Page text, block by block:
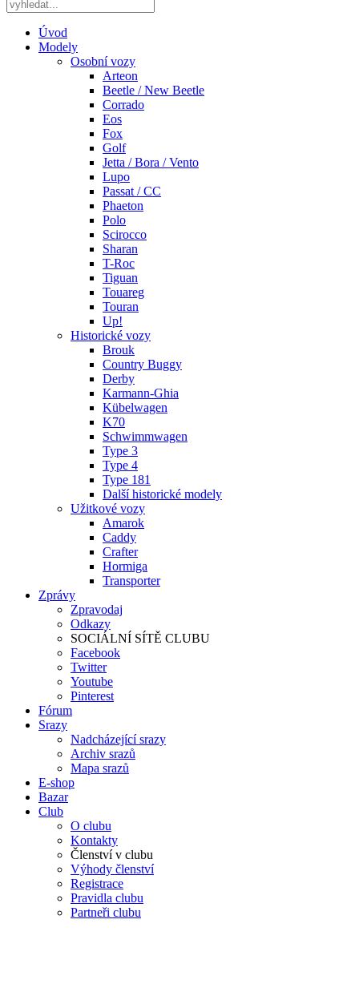
Úvod
Modely
Osobní vozy
Arteon
Beetle / New Beetle
Corrado
Eos
Fox
Golf
Jetta / Bora / Vento
Lupo
Passat / CC
Phaeton
Polo
Scirocco
Sharan
T-Roc
Tiguan
Touareg
Touran
Up!
Historické vozy
Brouk
Country Buggy
Derby
Karmann-Ghia
Kübelwagen
K70
Schwimmwagen
Type 3
Type 4
Type 181
Další historické modely
Užitkové vozy
Amarok
Caddy
Crafter
Hormiga
Transporter
Zprávy
Zpravodaj
Odkazy
SOCIÁLNÍ SÍTĚ CLUBU
Facebook
Twitter
Youtube
Pinterest
Fórum
Srazy
Nadcházející srazy
Archiv srazů
Mapa srazů
E-shop
Bazar
Club
O clubu
Kontakty
Členství v clubu
Výhody členství
Registrace
Pravidla clubu
Partneři clubu